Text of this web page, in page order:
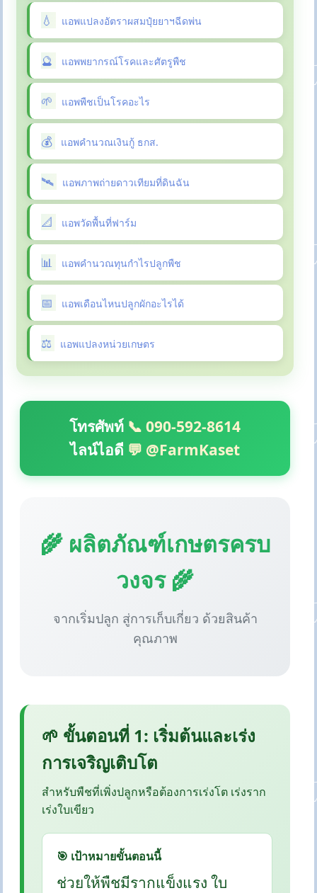
แอพแปลงอัตราผสมปุ๋ยยาฯฉีดพ่น
แอพพยากรณ์โรคและศัตรูพืช
แอพพืชเป็นโรคอะไร
แอพคำนวณเงินกู้ ธกส.
แอพภาพถ่ายดาวเทียมที่ดินฉัน
แอพวัดพื้นที่ฟาร์ม
แอพคำนวณทุนกำไรปลูกพืช
แอพเดือนไหนปลูกผักอะไรได้
แอพแปลงหน่วยเกษตร
โทรศัพท์ 📞 090-592-8614
ไลน์ไอดี 💬 @FarmKaset
🌾 ผลิตภัณฑ์เกษตรครบ
วงจร 🌾
จากเริ่มปลูก สู่การเก็บเกี่ยว ด้วยสินค้า
คุณภาพ
🌱 ขั้นตอนที่ 1: เริ่มต้นและเร่ง
การเจริญเติบโต
สำหรับพืชที่เพิ่งปลูกหรือต้องการเร่งโต เร่งราก
เร่งใบเขียว
🎯 เป้าหมายขั้นตอนนี้
ช่วยให้พืชมีรากแข็งแรง ใบ